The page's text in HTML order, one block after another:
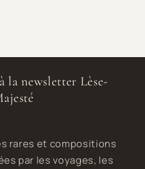
la newsletter Lèse-
rares et compositions
par les voyages, les